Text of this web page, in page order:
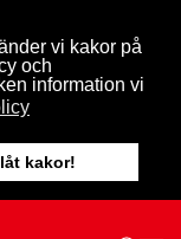
vi kakor på
och
information vi
kakor!